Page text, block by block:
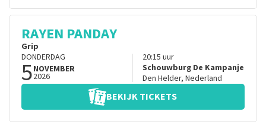
RAYEN PANDAY
Grip
DONDERDAG
5NOVEMBER
2026
20:15 uur
Schouwburg De Kampanje
Den Helder, Nederland
BEKIJK TICKETS